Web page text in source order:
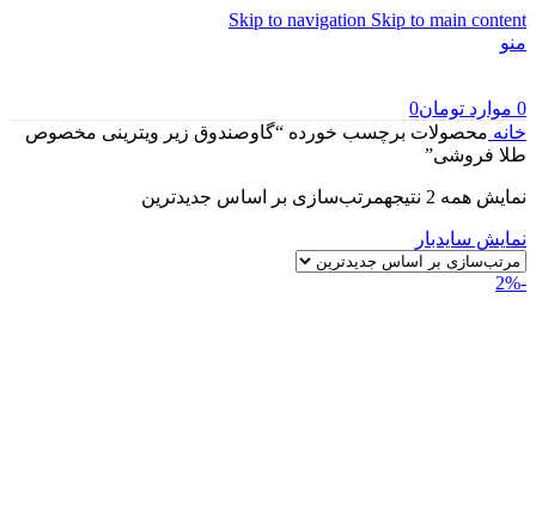
Skip to navigation Skip to main content
منو
0 موارد تومان0
خانه محصولات برچسب خورده “گاوصندوق زیر ویترینی مخصوص
طلا فروشی”
نمایش همه 2 نتیجه مرتب‌سازی بر اساس جدیدترین
نمایش سایدبار
-2%